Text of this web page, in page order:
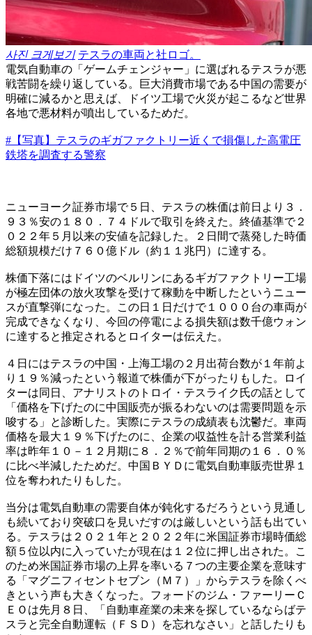
사진 크게보기 テスラの車両と社ロゴ。
電気自動車の「ゲームチェンジャー」に選ばれるテスラが悪
戦苦闘を繰り返している。巨大消費市場である中国の需要が
明確に減るかと思えば、ドイツ工場で火災が起こるなど世界
各地で悪材料が噴出しているためだ。
#【写真】テスラのギガファクトリー近くで損傷した高電圧
鉄塔を調査する警察
ニューヨーク証券市場で５日、テスラの株価は前日より３．
９３％安の１８０．７４ドルで取引を終えた。終値基準で２
０２２年５月以来の安値を記録した。２日間で蒸発した時価
総額規模だけ７６０億ドル（約１１兆円）に達する。
株価下落にはドイツのベルリンにあるギガファクトリー工場
が極左団体の放火攻撃を受けて稼動を中断したというニュー
スが直撃弾になった。この日１日だけで１０００台の車両が
完成できなくなり、今回の停電による損失額は数千億ウォン
に達すると推定されるとロイターは伝えた。
４日にはテスラの中国・上海工場の２月出荷台数が１年前よ
り１９％減ったという報道で株価が下がったりもした。ロイ
ターは同日、アナリストのトロイ・テスライク氏の話として
「価格を下げたのに中国販売が振るわないのは需要問題を示
唆する」と診断した。実際にテスラの成績表も沈鬱だ。車両
価格を最大１９％下げたのに、企業の収益性を計る営業利益
率は昨年１０－１２月期に８．２％で前年同期の１６．０％
に比べ半減したためだ。中国ＢＹＤに電気自動車販売世界１
位を奪われたりもした。
当分は電気自動車の需要自体が鈍化するだろうという見通し
も続いており突破口を見いだすのは厳しいという話も出てい
る。テスラは２０２１年と２０２２年に米国証券市場時価総
額５位以内に入っていたが現在は１２位に押し出された。こ
のため米国証券市場の上昇を率いる７つの主要企業を意味す
る「マグニフィセントセブン（Ｍ７）」からテスラを除くべ
きという声も大きくなった。フォードのジム・ファーリーＣ
ＥＯは先月８日、「自動車産業の未来を探しているならばテ
スラと完全自動運転（ＦＳＤ）を忘れなさい」と話したりも